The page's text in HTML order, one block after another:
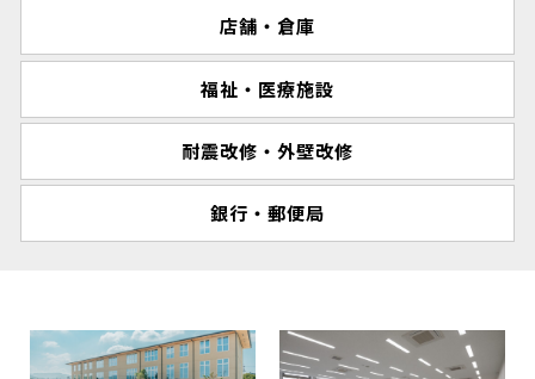
店舗・倉庫
福祉・医療施設
耐震改修・外壁改修
銀行・郵便局